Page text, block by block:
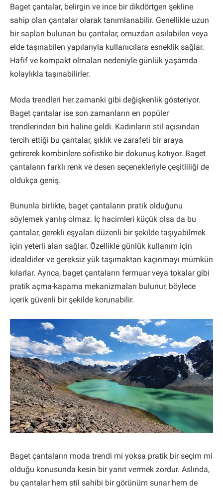
Baget çantalar, belirgin ve ince bir dikdörtgen şekline
sahip olan çantalar olarak tanımlanabilir. Genellikle uzun
bir sapları bulunan bu çantalar, omuzdan asılabilen veya
elde taşınabilen yapılarıyla kullanıcılara esneklik sağlar.
Hafif ve kompakt olmaları nedeniyle günlük yaşamda
kolaylıkla taşınabilirler.
Moda trendleri her zamanki gibi değişkenlik gösteriyor.
Baget çantalar ise son zamanların en popüler
trendlerinden biri haline geldi. Kadınların stil açısından
tercih ettiği bu çantalar, şıklık ve zarafeti bir araya
getirerek kombinlere sofistike bir dokunuş katıyor. Baget
çantaların farklı renk ve desen seçenekleriyle çeşitliliği de
oldukça geniş.
Bununla birlikte, baget çantaların pratik olduğunu
söylemek yanlış olmaz. İç hacimleri küçük olsa da bu
çantalar, gerekli eşyaları düzenli bir şekilde taşıyabilmek
için yeterli alan sağlar. Özellikle günlük kullanım için
idealdirler ve gereksiz yük taşımaktan kaçınmayı mümkün
kılarlar. Ayrıca, baget çantaların fermuar veya tokalar gibi
pratik açma-kapama mekanizmaları bulunur, böylece
içerik güvenli bir şekilde korunabilir.
Baget çantaların moda trendi mi yoksa pratik bir seçim mi
olduğu konusunda kesin bir yanıt vermek zordur. Aslında,
bu çantalar hem stil sahibi bir görünüm sunar hem de